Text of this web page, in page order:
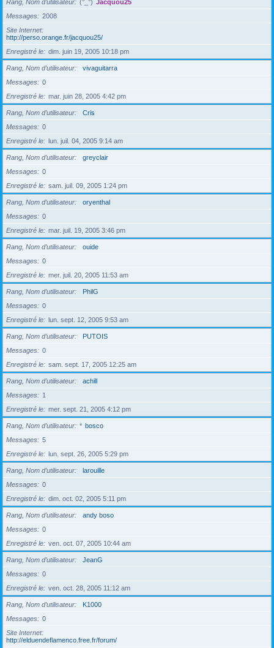
Rang, Nom d’utilisateur (°_°) Jacquou25
Messages
2008
Site Internet
http://perso.orange.fr/jacquou25/
Enregistré le
dim. juin 19, 2005 10:18 pm
Rang, Nom d’utilisateur
vivaguitarra
Messages
0
Enregistré le
mar. juin 28, 2005 4:42 pm
Rang, Nom d’utilisateur
Cris
Messages
0
Enregistré le
lun. juil. 04, 2005 9:14 am
Rang, Nom d’utilisateur
greyclair
Messages
0
Enregistré le
sam. juil. 09, 2005 1:24 pm
Rang, Nom d’utilisateur
oryenthal
Messages
0
Enregistré le
mar. juil. 19, 2005 3:46 pm
Rang, Nom d’utilisateur
ouide
Messages
0
Enregistré le
mer. juil. 20, 2005 11:53 am
Rang, Nom d’utilisateur
PhilG
Messages
0
Enregistré le
lun. sept. 12, 2005 9:53 am
Rang, Nom d’utilisateur
PUTOIS
Messages
0
Enregistré le
sam. sept. 17, 2005 12:25 am
Rang, Nom d’utilisateur
achill
Messages
1
Enregistré le
mer. sept. 21, 2005 4:12 pm
Rang, Nom d’utilisateur * bosco
Messages
5
Enregistré le
lun. sept. 26, 2005 5:29 pm
Rang, Nom d’utilisateur
larouille
Messages
0
Enregistré le
dim. oct. 02, 2005 5:11 pm
Rang, Nom d’utilisateur
andy boso
Messages
0
Enregistré le
ven. oct. 07, 2005 10:44 am
Rang, Nom d’utilisateur
JeanG
Messages
0
Enregistré le
ven. oct. 28, 2005 11:12 am
Rang, Nom d’utilisateur
K1000
Messages
0
Site Internet
http://elduendeflamenco.free.fr/forum/